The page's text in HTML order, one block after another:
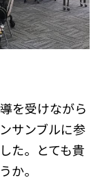
を受けながら
サンブルに参
た。とても貴
か。